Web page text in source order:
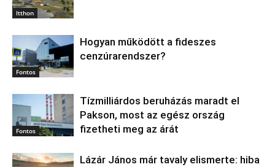
Itthon
Fontos
Hogyan működött a fideszes
cenzúrarendszer?
Fontos
Tízmilliárdos beruházás maradt el
Pakson, most az egész ország
fizetheti meg az árát
Lázár János már tavaly elismerte: hiba